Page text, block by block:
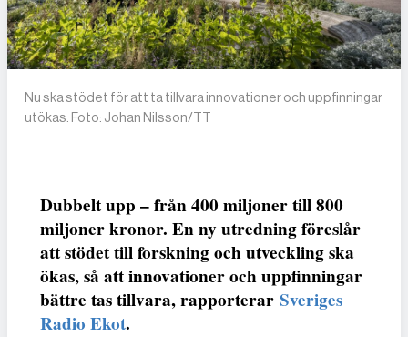
Nu ska stödet för att ta tillvara innovationer och uppfinningar
utökas. Foto: Johan Nilsson/TT
Dubbelt upp – från 400 miljoner till 800
miljoner kronor. En ny utredning föreslår
att stödet till forskning och utveckling ska
ökas, så att innovationer och uppfinningar
bättre tas tillvara, rapporterar Sveriges
Radio Ekot.